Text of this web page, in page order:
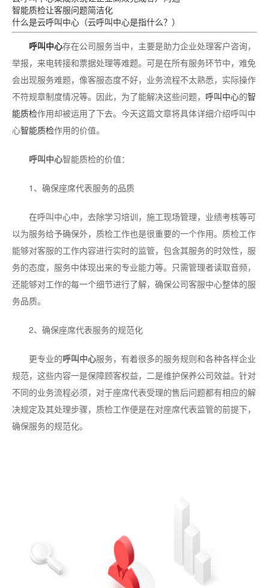
智能质检让客服问题简洁化
什么是云呼叫中心（云呼叫中心是指什么？）
呼叫中心存在公司服务当中，主要是助力企业处理客户咨询，
举报，来电转接和票据处理等难题。可是在所有服务环节中，难免
会出现服务难题，像客服态度不好，业务流程不太熟悉，实际操作
不符规章制度情况等。因此，为了能解决这些问题， 呼叫中心的智
能质检作用却被运用了下去。今天这篇文章将具体详细介绍呼叫中
心智能质检作用的价值。
呼叫中心智能质检的价值：
1、确保座席代表服务的品质
在呼叫中心中，去除学习培训，施工现场管理，业绩考核等可
以为服务给予确保外，质检工作也是很重要的一个作用。质检工作
能够对客服的工作内容进行实时的监管，包含其服务的时效性，服
务的态度，服务中体现出来的专业能力等。只需管理者读取音频，
还能够对工作的每一个细节进行了解，确保公司客服中心整体的服
务品质。
2、确保座席代表服务的规范化
更专业的呼叫中心服务，有着很多的服务规则和各种各样企业
规范，这些内容一是保障顾客权益，二是维护保养公司效益。针对
不同的业务流程必须，对于座席代表受理的售后问题都有相应的解
决规定及其处理步骤，质检工作便是在对座席代表监管的前提下，
确保服务的规范化。